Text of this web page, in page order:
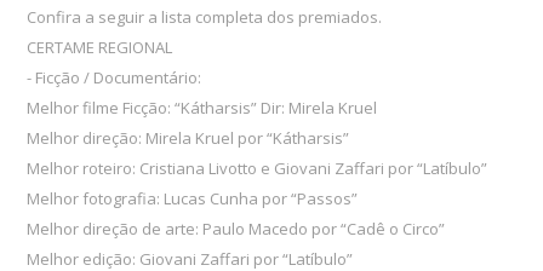
Confira a seguir a lista completa dos premiados.
CERTAME REGIONAL
- Ficção / Documentário:
Melhor filme Ficção: “Kátharsis” Dir: Mirela Kruel
Melhor direção: Mirela Kruel por “Kátharsis”
Melhor roteiro: Cristiana Livotto e Giovani Zaffari por “Latíbulo”
Melhor fotografia: Lucas Cunha por “Passos”
Melhor direção de arte: Paulo Macedo por “Cadê o Circo”
Melhor edição: Giovani Zaffari por “Latíbulo”